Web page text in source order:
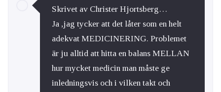
Skrivet av Christer Hjortsberg…
Ja ,jag tycker att det låter som en helt
adekvat MEDICINERING. Problemet
är ju alltid att hitta en balans MELLAN
hur mycket medicin man måste ge
inledningsvis och i vilken takt och